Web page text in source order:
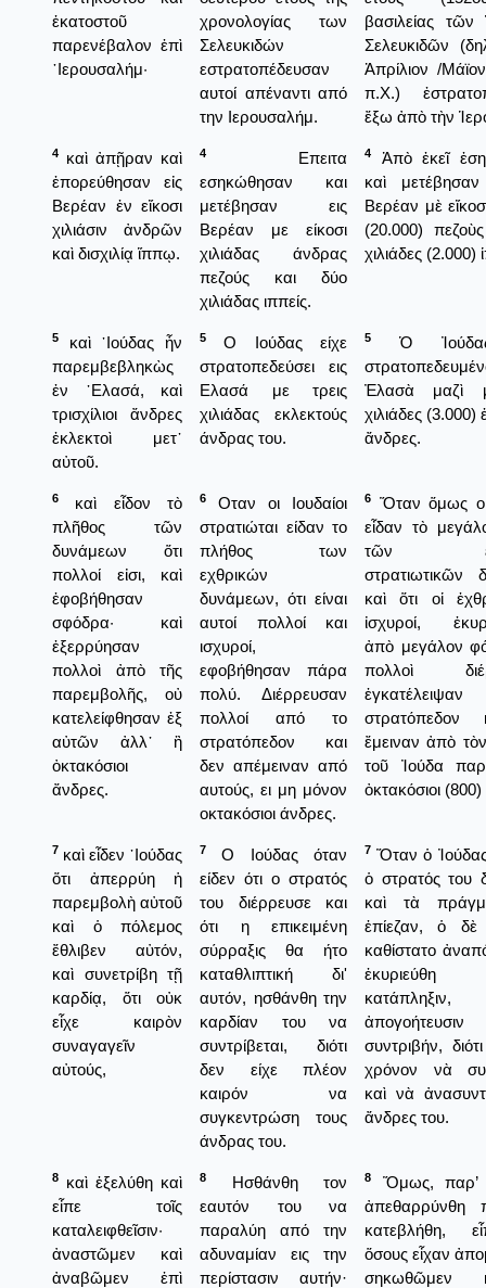
ἑκατοστοῦ
παρενέβαλον ἐπὶ
῾Ιερουσαλήμ·
χρονολογίας των
Σελευκιδών
εστρατοπέδευσαν
αυτοί απέναντι από
την Ιερουσαλήμ.
βασιλείας
Σελευκιδῶν
Ἀπρίλιον /
π.Χ.)
ἔξω ἀπὸ τὴν
4
καὶ ἀπῇραν καὶ
ἐπορεύθησαν εἰς
Βερέαν ἐν εἴκοσι
χιλιάσιν ἀνδρῶν
καὶ δισχιλίᾳ ἵππῳ.
4
Επειτα
εσηκώθησαν και
μετέβησαν εις
Βερέαν με είκοσι
χιλιάδας άνδρας
πεζούς και δύο
χιλιάδας ιππείς.
4
Ἀπὸ ἐκεῖ
καὶ
Βερέαν μὲ
(20.000)
χιλιάδες (2.000)
5
καὶ ᾿Ιούδας ἦν
παρεμβεβληκὼς
ἐν ᾿Ελασά, καὶ
τρισχίλιοι ἄνδρες
ἐκλεκτοὶ μετ᾿
αὐτοῦ.
5
Ο Ιούδας είχε
στρατοπεδεύσει εις
Ελασά με τρεις
χιλιάδας εκλεκτούς
άνδρας του.
5
Ὁ
Ἐλασὰ μαζὶ
χιλιάδες (3.000)
ἄνδρες.
6
καὶ εἶδον τὸ
πλῆθος τῶν
δυνάμεων ὅτι
πολλοί εἰσι, καὶ
ἐφοβήθησαν
σφόδρα· καὶ
ἐξερρύησαν
πολλοὶ ἀπὸ τῆς
παρεμβολῆς, οὐ
κατελείφθησαν ἐξ
αὐτῶν ἀλλ᾿ ἢ
ὀκτακόσιοι
ἄνδρες.
6
Οταν οι Ιουδαίοι
στρατιώται είδαν το
πλήθος των
εχθρικών
δυνάμεων, ότι είναι
αυτοί πολλοί και
ισχυροί,
εφοβήθησαν πάρα
πολύ. Διέρρευσαν
πολλοί από το
στρατόπεδον και
δεν απέμειναν από
αυτούς, ει μη μόνον
οκτακόσιοι άνδρες.
6
Ὅταν ὅμως οἱ
εἶδαν τὸ
τῶν
στρατιωτικῶν
καὶ ὅτι οἱ
ἰσχυροί,
ἀπὸ μεγάλον
πολλοὶ
στρατόπεδον
ἔμειναν ἀπὸ
τοῦ Ἰούδα
ὀκτακόσιοι
7 καὶ εἶδεν ᾿Ιούδας
ὅτι ἀπερρύη ἡ
παρεμβολὴ αὐτοῦ
καὶ ὁ πόλεμος
ἔθλιβεν αὐτόν,
καὶ συνετρίβη τῇ
καρδίᾳ, ὅτι οὐκ
εἶχε καιρὸν
συναγαγεῖν
αὐτούς,
7
Ο Ιούδας όταν
είδεν ότι ο στρατός
του διέρρευσε και
ότι η επικειμένη
σύρραξις θα ήτο
καταθλιπτική δι'
αυτόν, ησθάνθη την
καρδίαν του να
συντρίβεται, διότι
δεν είχε πλέον
καιρόν να
συγκεντρώση τους
άνδρας του.
7 Ὅταν ὁ Ἰούδας
ὁ στρατός του
καὶ τὰ
ἐπίεζαν, ὁ δὲ
καθίστατο
κατάπληξιν,
συντριβήν,
χρόνον νὰ
καὶ νὰ
ἄνδρες του.
8
καὶ ἐξελύθη καὶ
εἶπε τοῖς
καταλειφθεῖσιν·
ἀναστῶμεν καὶ
ἀναβῶμεν ἐπὶ
8
Ησθάνθη τον
εαυτόν του να
παραλύη από την
αδυναμίαν εις την
περίστασιν αυτήν·
8
Ὅμως, παρ’
ἀπεθαρρύνθη
κατεβλήθη,
ὅσους εἶχαν
σηκωθῶμεν